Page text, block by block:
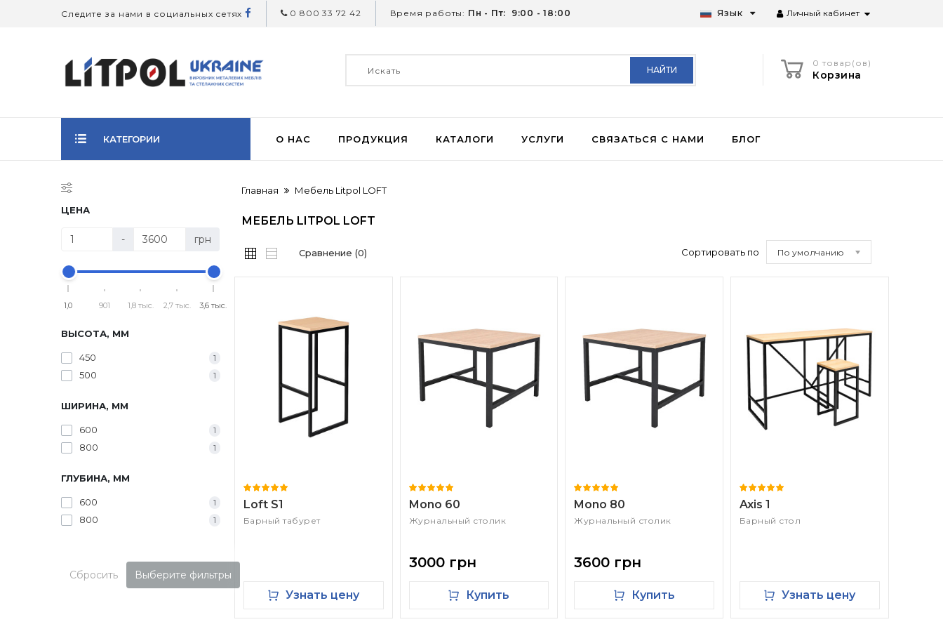
Следите за нами в социальных сетях Время работы: Пн - Пт: 9:00 - 18:00
0 800 33 72 42 Язык Личный кабинет
НАЙТИ
0 товар(ов)
Корзина
КАТЕГОРИИ О НАС ПРОДУКЦИЯ КАТАЛОГИ УСЛУГИ СВЯЗАТЬСЯ С НАМИ БЛОГ
ЦЕНА
- грн
1,0 901 1,8 тыс. 2,7 тыс. 3,6 тыс.
ВЫСОТА, ММ
450 1
500 1
ШИРИНА, ММ
600 1
800 1
ГЛУБИНА, ММ
600 1
800 1
Сбросить Выберите фильтры
Главная Мебель Litpol LOFT
МЕБЕЛЬ LITPOL LOFT
Сравнение (0) Сортировать по По умолчанию
Loft S1
Барный табурет
Узнать цену
Mono 60
Журнальный столик
3000 грн
Купить
Mono 80
Журнальный столик
3600 грн
Купить
Axis 1
Барный стол
Узнать цену